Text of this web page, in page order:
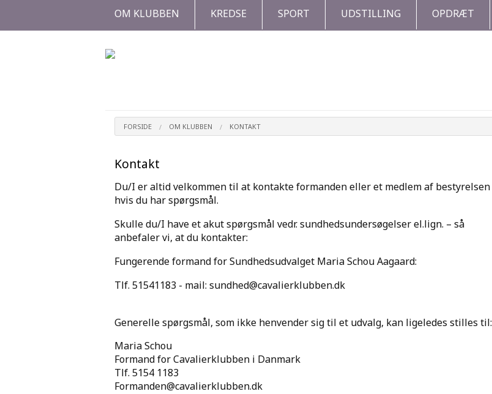
OM KLUBBEN KREDSE SPORT UDSTILLING OPDRÆT
FORSIDE OM KLUBBEN KONTAKT
Kontakt
Du/I er altid velkommen til at kontakte formanden eller et medlem af bestyrelsen
hvis du har spørgsmål.
Skulle du/I have et akut spørgsmål vedr. sundhedsundersøgelser el.lign. – så
anbefaler vi, at du kontakter:
Fungerende formand for Sundhedsudvalget Maria Schou Aagaard:
Tlf. 51541183 - mail: sundhed@cavalierklubben.dk
Generelle spørgsmål, som ikke henvender sig til et udvalg, kan ligeledes stilles til:
Maria Schou
Formand for Cavalierklubben i Danmark
Tlf. 5154 1183
Formanden@cavalierklubben.dk